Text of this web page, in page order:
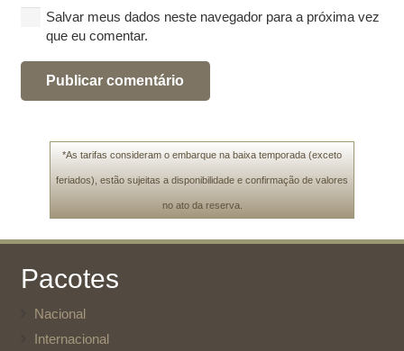
Salvar meus dados neste navegador para a próxima vez
que eu comentar.
Publicar comentário
*As tarifas consideram o embarque na baixa temporada (exceto
feriados), estão sujeitas a disponibilidade e confirmação de valores
no ato da reserva.
Pacotes
Nacional
Internacional